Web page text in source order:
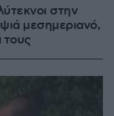
στην
μεσημεριανό,
τους